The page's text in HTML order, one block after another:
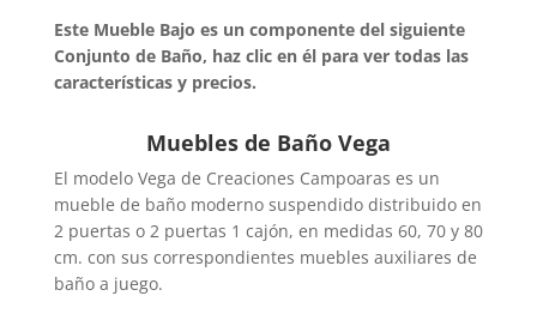
Este Mueble Bajo es un componente del siguiente
Conjunto de Baño, haz clic en él para ver todas las
características y precios.
Muebles de Baño Vega
El modelo Vega de Creaciones Campoaras es un
mueble de baño moderno suspendido distribuido en
2 puertas o 2 puertas 1 cajón, en medidas 60, 70 y 80
cm. con sus correspondientes muebles auxiliares de
baño a juego.